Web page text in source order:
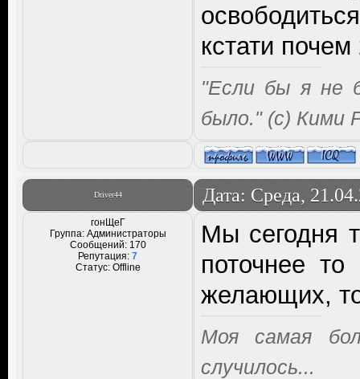
освободиться
кстати
"Если бы я не
было." (с) Кими
Driver44 Дата: Среда,
гонЩеГ
Группа: Администраторы
Сообщений: 170
Репутация: 7
Статус: Offline
Мы сегодня
поточнее
желающих,
Моя самая
случилось...